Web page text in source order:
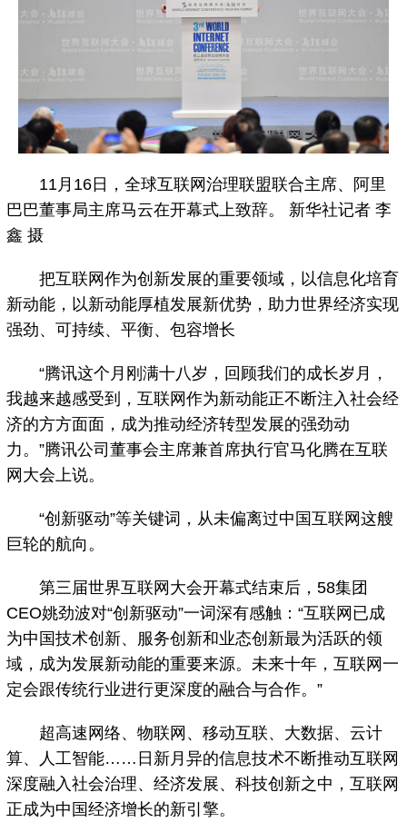
11月16日，全球互联网治理联盟联合主席、阿里
巴巴董事局主席马云在开幕式上致辞。 新华社记者 李
鑫 摄
把互联网作为创新发展的重要领域，以信息化培育
新动能，以新动能厚植发展新优势，助力世界经济实现
强劲、可持续、平衡、包容增长
“腾讯这个月刚满十八岁，回顾我们的成长岁月，
我越来越感受到，互联网作为新动能正不断注入社会经
济的方方面面，成为推动经济转型发展的强劲动
力。”腾讯公司董事会主席兼首席执行官马化腾在互联
网大会上说。
“创新驱动”等关键词，从未偏离过中国互联网这艘
巨轮的航向。
第三届世界互联网大会开幕式结束后，58集团
CEO姚劲波对“创新驱动”一词深有感触：“互联网已成
为中国技术创新、服务创新和业态创新最为活跃的领
域，成为发展新动能的重要来源。未来十年，互联网一
定会跟传统行业进行更深度的融合与合作。”
超高速网络、物联网、移动互联、大数据、云计
算、人工智能……日新月异的信息技术不断推动互联网
深度融入社会治理、经济发展、科技创新之中，互联网
正成为中国经济增长的新引擎。